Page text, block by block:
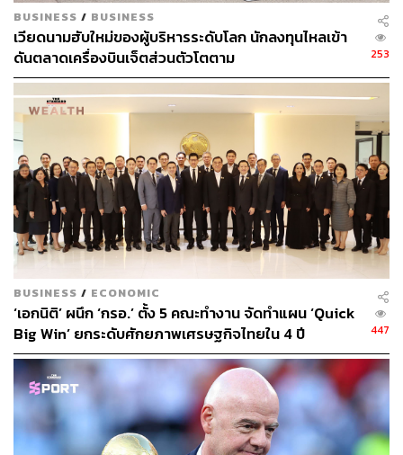
ด้านฝ่ายวิจัย บล.เอเซีย พลัส ระบุว่า กรณีรายงานข่าวว่า
กระทรวงการคลังจะเสนอมาตรการสนับสนุนการจัดประชุม
สัมมนา และอีเวนต์ ต่อที่ประชุมคณะรัฐมนตรี (ครม.) โดย
สามารถนำค่าใช้จ่ายมาหักลดหย่อนได้ หากเป็นการจัดใน
จังหวัดหลัก (22 จังหวัด เช่น กรุงเทพมหานคร) สามารถนำ
รายจ่ายมาหักลดหย่อนภาษีได้ 1.5 เท่า และหากจัดในจังหวัด
รองสามารถลดหย่อยภาษีได้ 2 เท่านั้น หากได้รับการอนุมัติ
จะส่งผลเชิงบวกต่อธุรกิจกลุ่ม MICE (Meetings, Incentives,
Conferences,
Exhibitions) ในประเทศ ซึ่งสอดรับกับการปรับโควิดเป็นโรค
ประจำถิ่น ตั้งแต่วันที่ 1 กรกฎาคม 2565 สร้างความมั่นใจให้
ประชาชนกลับสู่วิถีชีวิตใกล้เคียงก่อนเกิดโควิดมากขึ้น
โดยหุ้นที่จะได้ประโยชน์สูงสุดหากมาตรการดังกล่าวได้รับ
การอนุมัติคือ CENTEL ซึ่งเมื่อพิจารณารายได้จาก
Convention Hall ที่ centralwOrld ช่วงปี 2561-2562 เฉลี่ยอยู่
ประมาณ 600 ล้านบาท (สัดส่วน 6-7% ของรายได้โรงแรม)
ก่อนจะลดลงเหลือ 45 ล้านบาทในปี 2564 เพราะโควิด ขณะ
ที่ข้อมูลงวด 5 เดือนแรกปี 2565 เริ่มเห็นสัญญาณการฟื้นตัว
มาอยู่ที่ประมาณ 20 ล้านบาท หลังจากการแพร่ระบาดของ
โควิดเริ่มคลี่คลาย
BUSINESS / BUSINESS
เวียดนามฮับใหม่ของผู้บริหารระดับโลก นักลงทุนไหลเข้า
ดันตลาดเครื่องบินเจ็ตส่วนตัวโตตาม
253
BUSINESS / ECONOMIC
‘เอกนิติ’ ผนึก ‘กรอ.’ ตั้ง 5 คณะทำงาน จัดทำแผน ‘Quick
Big Win’ ยกระดับศักยภาพเศรษฐกิจไทยใน 4 ปี
447